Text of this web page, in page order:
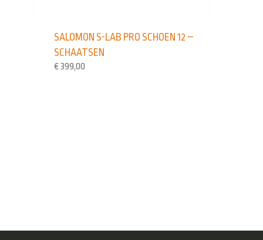
SALOMON S-LAB PRO SCHOEN 12 –
SCHAATSEN
€ 399,00